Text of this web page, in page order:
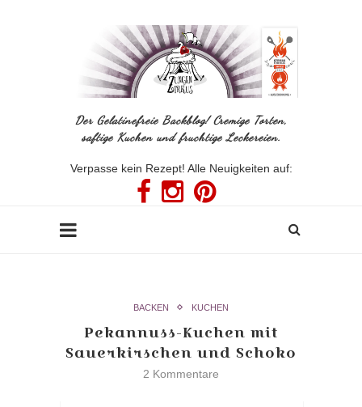
Der Gelatinefreie Backblog! Cremige Torten,
saftige Kuchen und fruchtige Leckereien.
Verpasse kein Rezept! Alle Neuigkeiten auf:
BACKEN KUCHEN
Pekannuss-Kuchen mit
Sauerkirschen und Schoko
2 Kommentare